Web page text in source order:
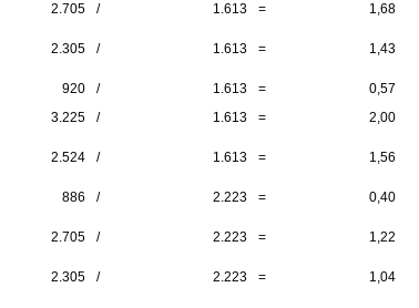
2.705 / 1.613 = 1,68
2.305 / 1.613 = 1,43
920 / 1.613 =
0,57
3.225 / 1.613 = 2,00
2.524 / 1.613 = 1,56
886 / 2.223 = 0,40
2.705 / 2.223 = 1,22
2.305 / 2.223 = 1,04